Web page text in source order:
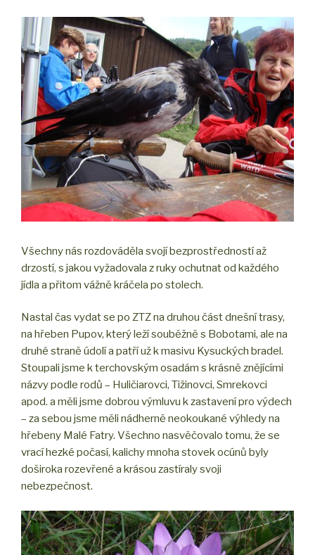
Všechny nás rozdováděla svojí bezprostředností až
drzostí, s jakou vyžadovala z ruky ochutnat od každého
jídla a přitom vážně kráčela po stolech.
Nastal čas vydat se po ZTZ na druhou část dnešní trasy,
na hřeben Pupov, který leží souběžně s Bobotami, ale na
druhé straně údolí a patří už k masivu Kysuckých bradel.
Stoupali jsme k terchovským osadám s krásně znějícími
názvy podle rodů – Huličiarovci, Tižinovci, Smrekovci
apod. a měli jsme dobrou výmluvu k zastavení pro výdech
– za sebou jsme měli nádherně neokoukané výhledy na
hřebeny Malé Fatry. Všechno nasvěčovalo tomu, že se
vrací hezké počasí, kalichy mnoha stovek ocúnů byly
doširoka rozevřené a krásou zastíraly svoji
nebezpečnost.